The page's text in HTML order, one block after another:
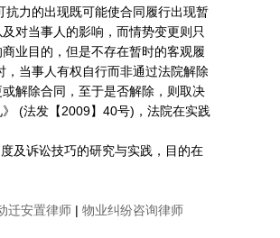
力的出现既可能使合同履行出现暂
对当事人的影响，而情势变更则只
业目的，但是不存在暂时的客观履
当事人有权自行而非通过法院解除
解除合同，至于是否解除，则取决
(法发【2009】40号)，法院在实践
及诉讼技巧的研究与实践，目的在
迁安置律师 | 物业纠纷咨询律师